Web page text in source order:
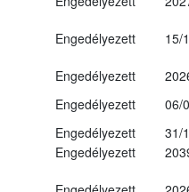
Engedélyezett 15/
Engedélyezett
Engedélyezett
06/
Engedélyezett
31/
Engedélyezett